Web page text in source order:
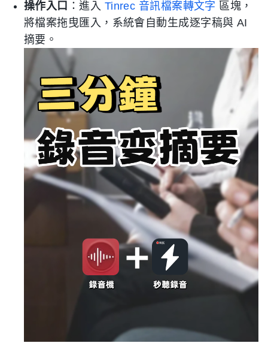
操作入口 ：進入 Tinrec 音訊檔案轉文字 區塊，
將檔案拖曳匯入，系統會自動生成逐字稿與 AI
摘要。